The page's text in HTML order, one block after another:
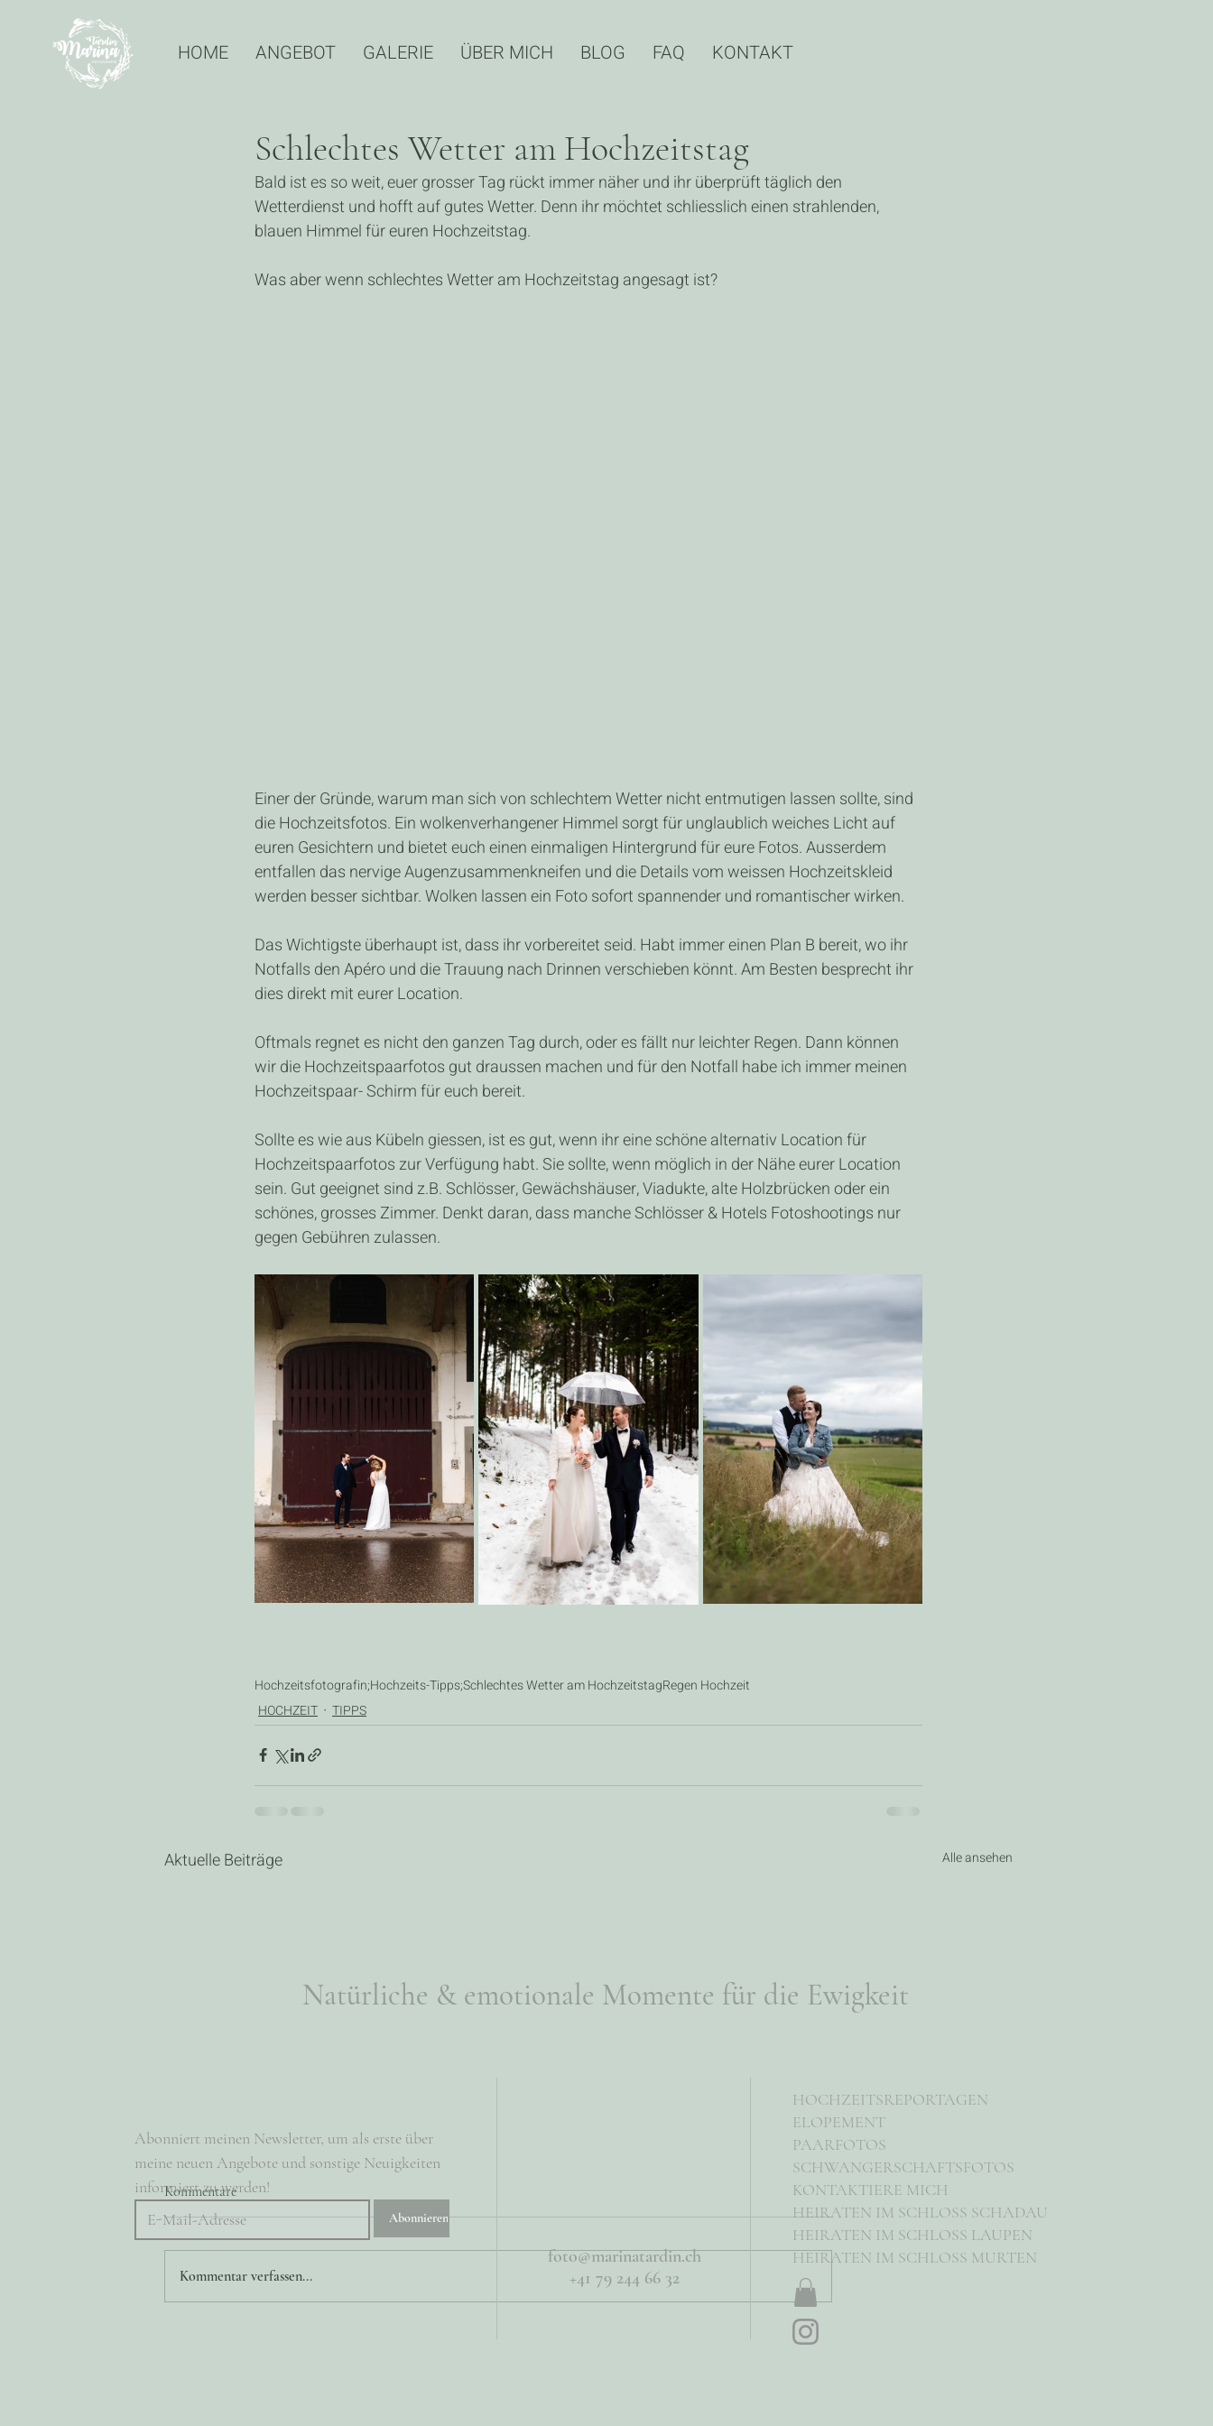
HOME ANGEBOT GALERIE ÜBER MICH BLOG FAQ KONTAKT
Schlechtes Wetter am Hochzeitstag
Bald ist es so weit, euer grosser Tag rückt immer näher und ihr überprüft täglich den
Wetterdienst und hofft auf gutes Wetter. Denn ihr möchtet schliesslich einen strahlenden,
blauen Himmel für euren Hochzeitstag.
Was aber wenn schlechtes Wetter am Hochzeitstag angesagt ist?
Einer der Gründe, warum man sich von schlechtem Wetter nicht entmutigen lassen sollte, sind
die Hochzeitsfotos. Ein wolkenverhangener Himmel sorgt für unglaublich weiches Licht auf
euren Gesichtern und bietet euch einen einmaligen Hintergrund für eure Fotos. Ausserdem
entfallen das nervige Augenzusammenkneifen und die Details vom weissen Hochzeitskleid
werden besser sichtbar. Wolken lassen ein Foto sofort spannender und romantischer wirken.
Das Wichtigste überhaupt ist, dass ihr vorbereitet seid. Habt immer einen Plan B bereit, wo ihr
Notfalls den Apéro und die Trauung nach Drinnen verschieben könnt. Am Besten besprecht ihr
dies direkt mit eurer Location.
Oftmals regnet es nicht den ganzen Tag durch, oder es fällt nur leichter Regen. Dann können
wir die Hochzeitspaarfotos gut draussen machen und für den Notfall habe ich immer meinen
Hochzeitspaar- Schirm für euch bereit.
Sollte es wie aus Kübeln giessen, ist es gut, wenn ihr eine schöne alternativ Location für
Hochzeitspaarfotos zur Verfügung habt. Sie sollte, wenn möglich in der Nähe eurer Location
sein. Gut geeignet sind z.B. Schlösser, Gewächshäuser, Viadukte, alte Holzbrücken oder ein
schönes, grosses Zimmer. Denkt daran, dass manche Schlösser & Hotels Fotoshootings nur
gegen Gebühren zulassen.
Hochzeitsfotografin;Hochzeits-Tipps;Schlechtes Wetter am HochzeitstagRegen Hochzeit
HOCHZEIT
TIPPS
Aktuelle Beiträge Alle ansehen
Übersicht einiger Trauungslokale
Kommentare
Kommentar verfassen...
Natürliche & emotionale Momente für die Ewigkeit
Abonniert meinen Newsletter, um als erste über
meine neuen Angebote und sonstige Neuigkeiten
informiert zu werden!
Abonnieren
foto@marinatardin.ch
+41 79 244 66 32
HOCHZEITSREPORTAGEN
ELOPEMENT
PAARFOTOS
SCHWANGERSCHAFTSFOTOS
KONTAKTIERE MICH
HEIRATEN IM SCHLOSS SCHADAU
HEIRATEN IM SCHLOSS LAUPEN
HEIRATEN IM SCHLOSS MURTEN